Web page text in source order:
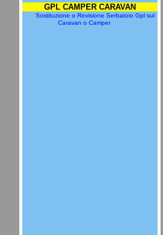
GPL CAMPER CARAVAN
Sostituzione o Revisione Serbatoio Gpl sul
Caravan o Camper